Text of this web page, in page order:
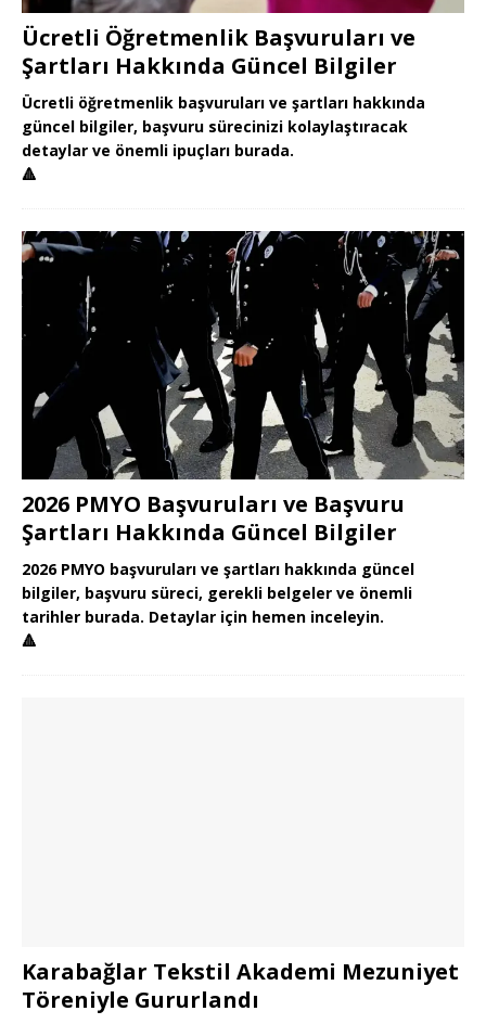
Ücretli Öğretmenlik Başvuruları ve
Şartları Hakkında Güncel Bilgiler
Ücretli öğretmenlik başvuruları ve şartları hakkında
güncel bilgiler, başvuru sürecinizi kolaylaştıracak
detaylar ve önemli ipuçları burada.
🔺
2026 PMYO Başvuruları ve Başvuru
Şartları Hakkında Güncel Bilgiler
2026 PMYO başvuruları ve şartları hakkında güncel
bilgiler, başvuru süreci, gerekli belgeler ve önemli
tarihler burada. Detaylar için hemen inceleyin.
🔺
Karabağlar Tekstil Akademi Mezuniyet
Töreniyle Gururlandı